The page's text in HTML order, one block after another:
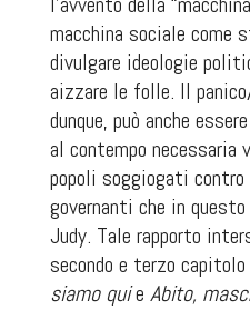
macchina sociale come
divulgare ideologie
aizzare le folle. Il
dunque, può anche
al contempo necessaria
popoli soggiogati
governanti che in
Judy. Tale rapporto
secondo e terzo
siamo quie Abito,